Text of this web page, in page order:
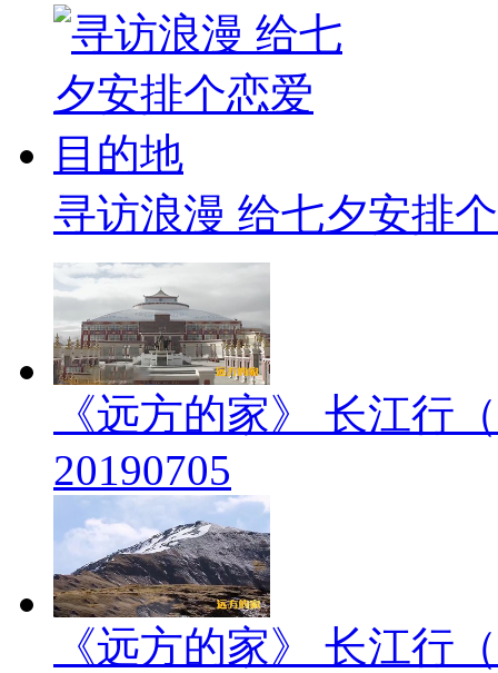
寻访浪漫 给七夕安排
《远方的家》 长江行
20190705
《远方的家》 长江行